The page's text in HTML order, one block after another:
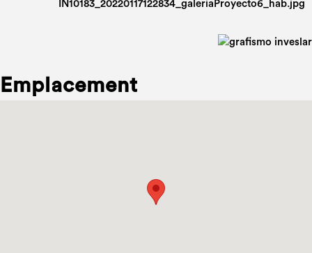
Emplacement